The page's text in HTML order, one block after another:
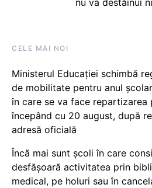
nu va destăinui
CELE MAI NOI
Ministerul Educației schimbă
de mobilitate pentru anul
în care se va face
începând cu 20 august, după
adresă oficială
Încă mai sunt școli în care
desfășoară activitatea prin
medical, pe holuri sau în